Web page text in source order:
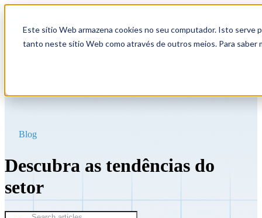
Este sítio Web armazena cookies no seu computador. Isto serve
tanto neste sítio Web como através de outros meios. Para saber
Blog
Descubra as tendências do
setor